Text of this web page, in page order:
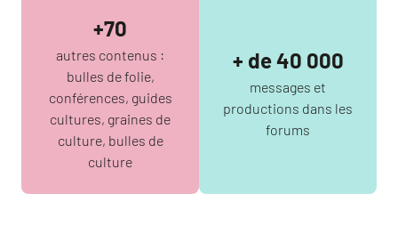
+70
autres contenus :
bulles de folie,
conférences, guides
cultures, graines de
culture, bulles de
culture
+ de 40 000
messages et
productions dans les
forums